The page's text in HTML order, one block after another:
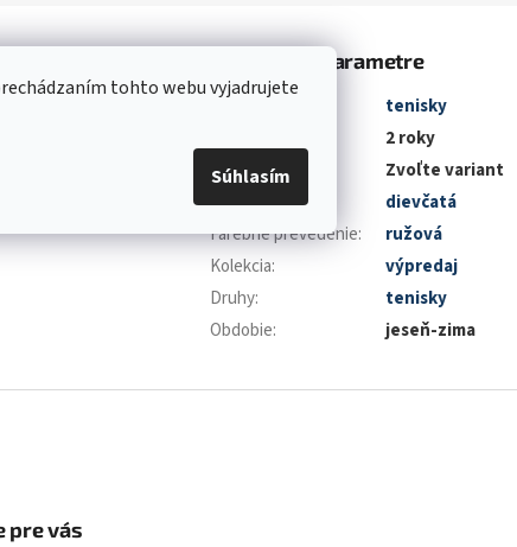
tohto webu vyjadrujete
Súhlasím
Dodatočné parametre
tenisky
2 roky
EAN:
Zvoľte variant
Pohlavie:
dievčatá
Farebné prevedenie:
ružová
Kolekcia:
výpredaj
Druhy:
tenisky
Obdobie: jeseň-zima
pre vás